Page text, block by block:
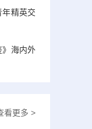
精英交
海内外
看更多 >